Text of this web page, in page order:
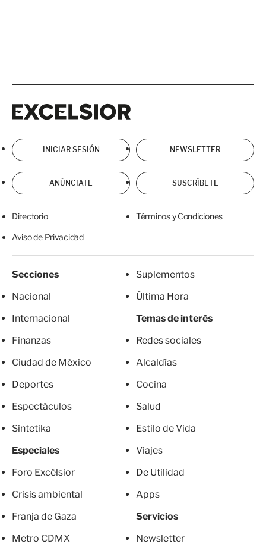
INICIAR SESIÓN NEWSLETTER
ANÚNCIATE SUSCRÍBETE
Directorio Términos y Condiciones
Aviso de Privacidad
Secciones
Nacional
Internacional
Finanzas
Ciudad de México
Deportes
Espectáculos
Sintetika
Especiales
Foro Excélsior
Crisis ambiental
Franja de Gaza
Metro CDMX
Suplementos
Última Hora
Temas de interés
Redes sociales
Alcaldías
Cocina
Salud
Estilo de Vida
Viajes
De Utilidad
Apps
Servicios
Newsletter